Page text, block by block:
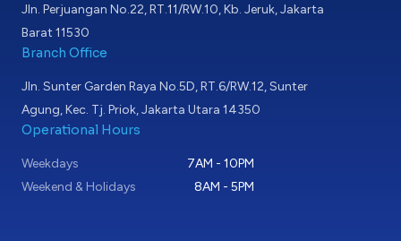
Jln. Perjuangan No.22, RT.11/RW.10, Kb. Jeruk, Jakarta
Barat 11530
Branch Office
Jln. Sunter Garden Raya No.5D, RT.6/RW.12, Sunter
Agung, Kec. Tj. Priok, Jakarta Utara 14350
Operational Hours
Weekdays
7AM - 10PM
Weekend & Holidays
8AM - 5PM